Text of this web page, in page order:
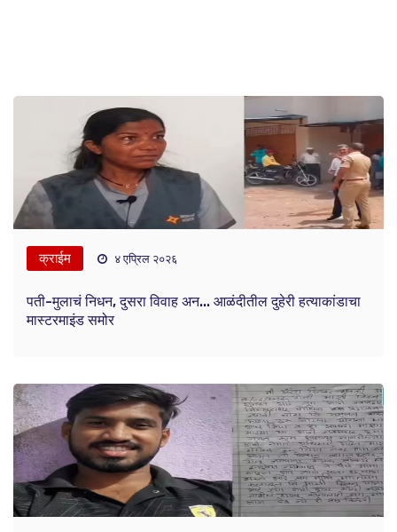
क्राईम ४ एप्रिल २०२६
पती-मुलाचं निधन, दुसरा विवाह अन... आळंदीतील दुहेरी हत्याकांडाचा
मास्टरमाइंड समोर